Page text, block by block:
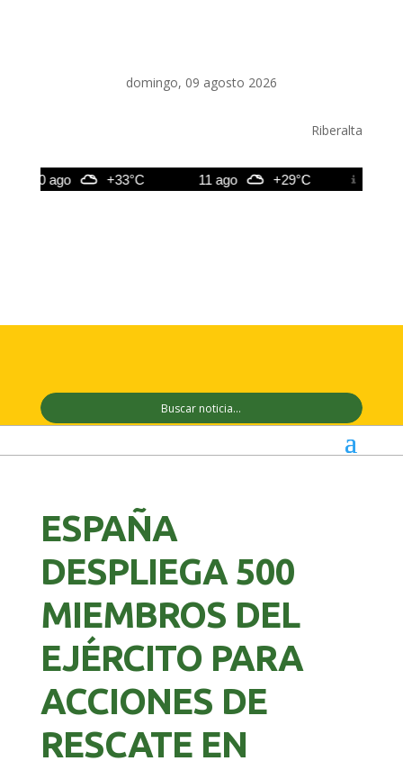
domingo, 09 agosto 2026
Riberalta
10 ago +33°C 11 ago +29°C 12 ago
ESPAÑA
DESPLIEGA 500
MIEMBROS DEL
EJÉRCITO PARA
ACCIONES DE
RESCATE EN